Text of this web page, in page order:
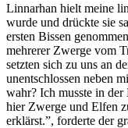
Linnarhan hielt meine
wurde und drückte sie
ersten Bissen
mehrerer Zwerge vom
setzten sich zu uns an
unentschlossen neben
wahr? Ich musste in
hier Zwerge und Elfen
erklärst.”, forderte der